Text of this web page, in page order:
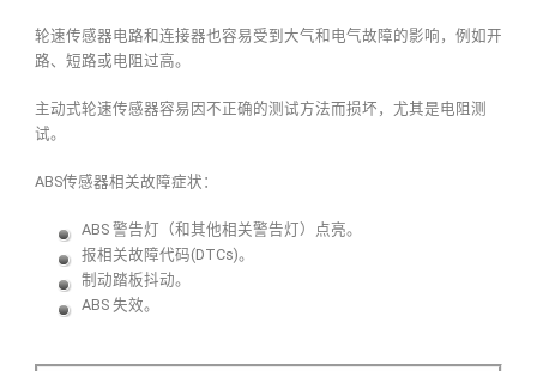
轮速传感器电路和连接器也容易受到大气和电气故障的影响，例如开
路、短路或电阻过高。
主动式轮速传感器容易因不正确的测试方法而损坏，尤其是电阻测
试。
ABS传感器相关故障症状：
ABS 警告灯（和其他相关警告灯）点亮。
报相关故障代码(DTCs)。
制动踏板抖动。
ABS 失效。